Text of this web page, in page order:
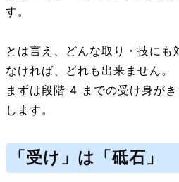
す。
とは言え、どんな取り・技にも
なければ、どれも出来ません。
まずは段階 4 までの受け身が
します。
「受け」は「砥石」